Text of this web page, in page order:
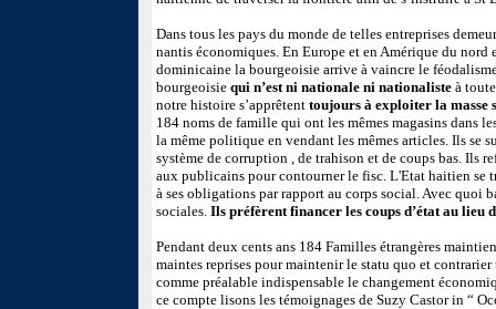
Dans tous les pays du monde de telles entreprises
nantis économiques. En Europe et en Amérique du nord
dominicaine la bourgeoisie arrive à vaincre le
bourgeoisie qui n’est ni nationale ni nationaliste à
notre histoire s’apprêtent toujours à exploiter la
184 noms de famille qui ont les mêmes magasins dans
la même politique en vendant les mêmes articles. Ils se
système de corruption , de trahison et de coups bas. Ils
aux publicains pour contourner le fisc. L'Etat haitien se
à ses obligations par rapport au corps social. Avec quoi
sociales. Ils préfèrent financer les coups d’état au lieu
Pendant deux cents ans 184 Familles étrangères
maintes reprises pour maintenir le statu quo et
comme préalable indispensable le changement
ce compte lisons les témoignages de Suzy Castor in “